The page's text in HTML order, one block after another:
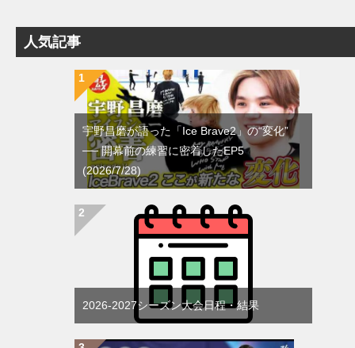
人気記事
宇野昌磨が語った「Ice Brave2」の“変化”
── 開幕前の練習に密着したEP5
(2026/7/28)
2026-2027シーズン大会日程・結果